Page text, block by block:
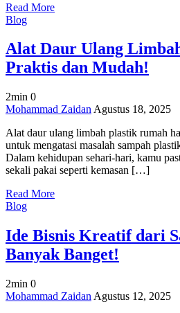
Mulai
Mencemari
Read More
Blog
Alat Daur Ulang
Praktis dan Mudah!
2min 0
on
Daur
Ulang
Limbah
Plastik
Praktis
dan
Mohammad Zaidan Agustus 18, 2025
Alat daur ulang limbah plastik rumah
untuk mengatasi masalah sampah
Dalam kehidupan sehari-hari, kamu
sekali pakai seperti kemasan […]
Read More
Blog
Ide Bisnis Kreatif dari
Banyak Banget!
2min 0
on
Mohammad Zaidan Agustus 12, 2025